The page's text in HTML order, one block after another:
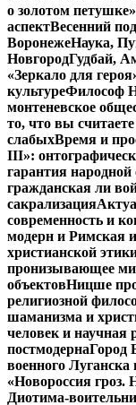
о золотом
аспектВесенний
ВоронежеНаука,
НовгородГудбай,
«Зеркало для
культуреФилософ
монтеневское
то, что вы
слабыхВремя и
III»:
гарантия народной
гражданская ли
сакрализация
современность и
модерн и Римская
христианской
пронизывающее
объектовНицше
религиозной
шаманизма и
человек и научная
постмодернаГород
военного
«Новороссия гроз.
Диотима-